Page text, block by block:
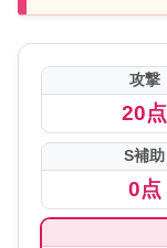
攻撃
20点
S補助
0点